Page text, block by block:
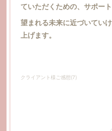
ていただくための、サポー
望まれる未来に近づいてい
上げます。
クライアント様ご感想(7)